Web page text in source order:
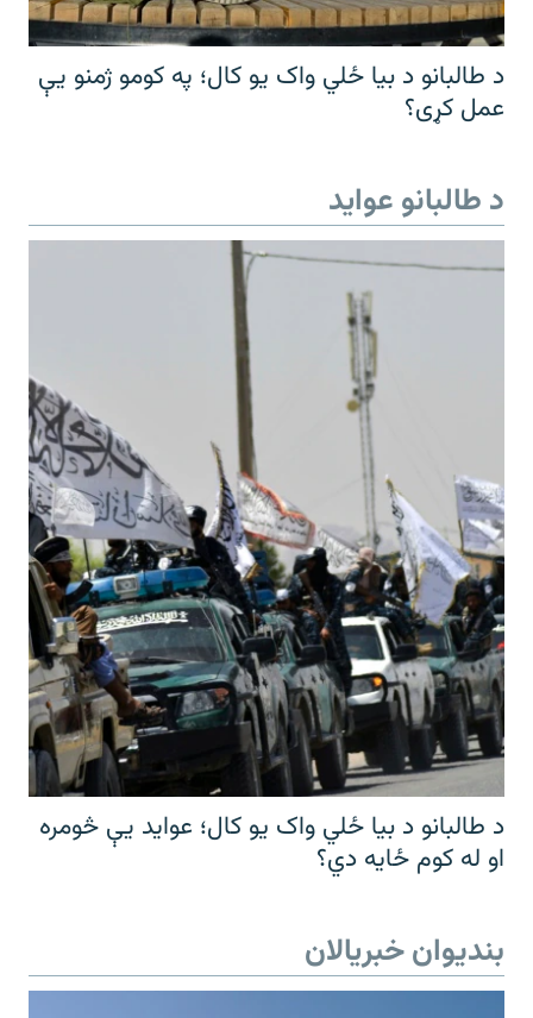
د طالبانو د بیا ځلي واک یو کال؛ په کومو ژمنو یې
عمل کړی؟
د طالبانو عواید
د طالبانو د بیا ځلي واک یو کال؛ عواید یې څومره
او له کوم ځایه دي؟
بندیوان خبریالان